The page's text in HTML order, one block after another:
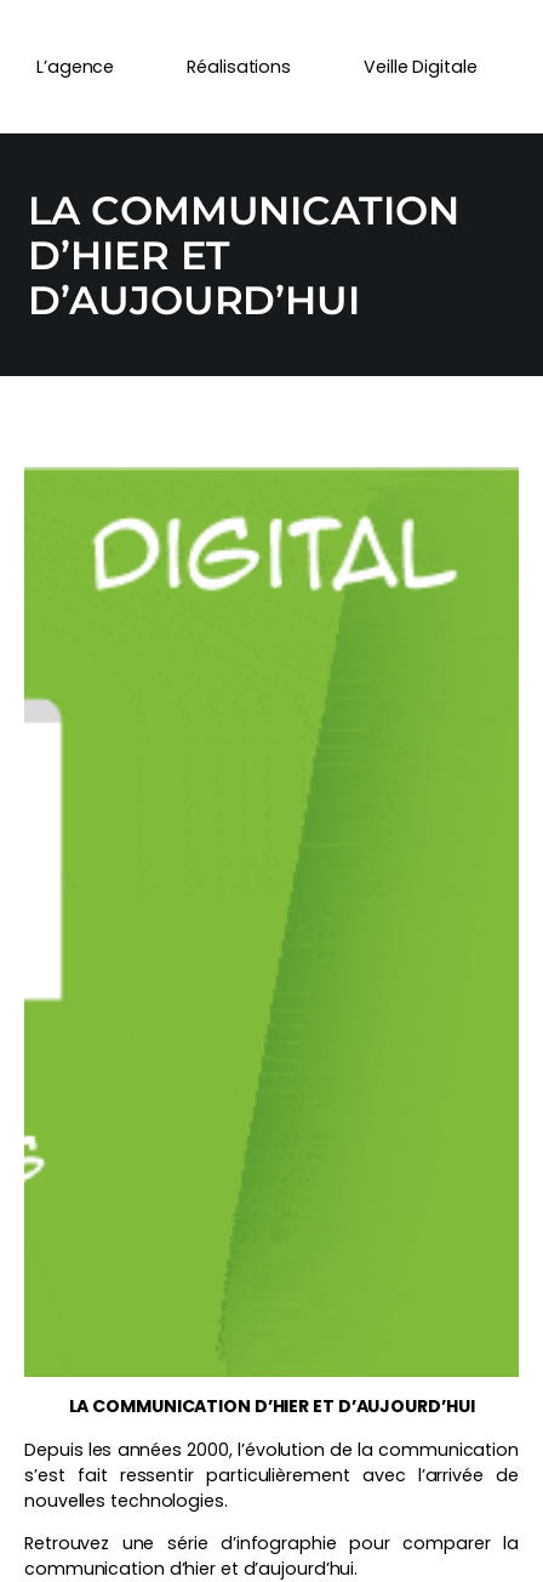
L’agence Réalisations Veille Digitale
LA COMMUNICATION
D’HIER ET
D’AUJOURD’HUI
LA COMMUNICATION D’HIER ET D’AUJOURD’HUI
Depuis les années 2000, l’évolution de la communication
s’est fait ressentir particulièrement avec l’arrivée de
nouvelles technologies.
Retrouvez une série d’infographie pour comparer la
communication d’hier et d’aujourd’hui.